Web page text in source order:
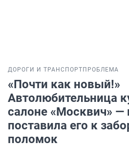
ДОРОГИ И ТРАНСПОРТ ПРОБЛЕМА
«Почти как новый!»
Автолюбительница
салоне «Москвич» —
поставила его к
поломок